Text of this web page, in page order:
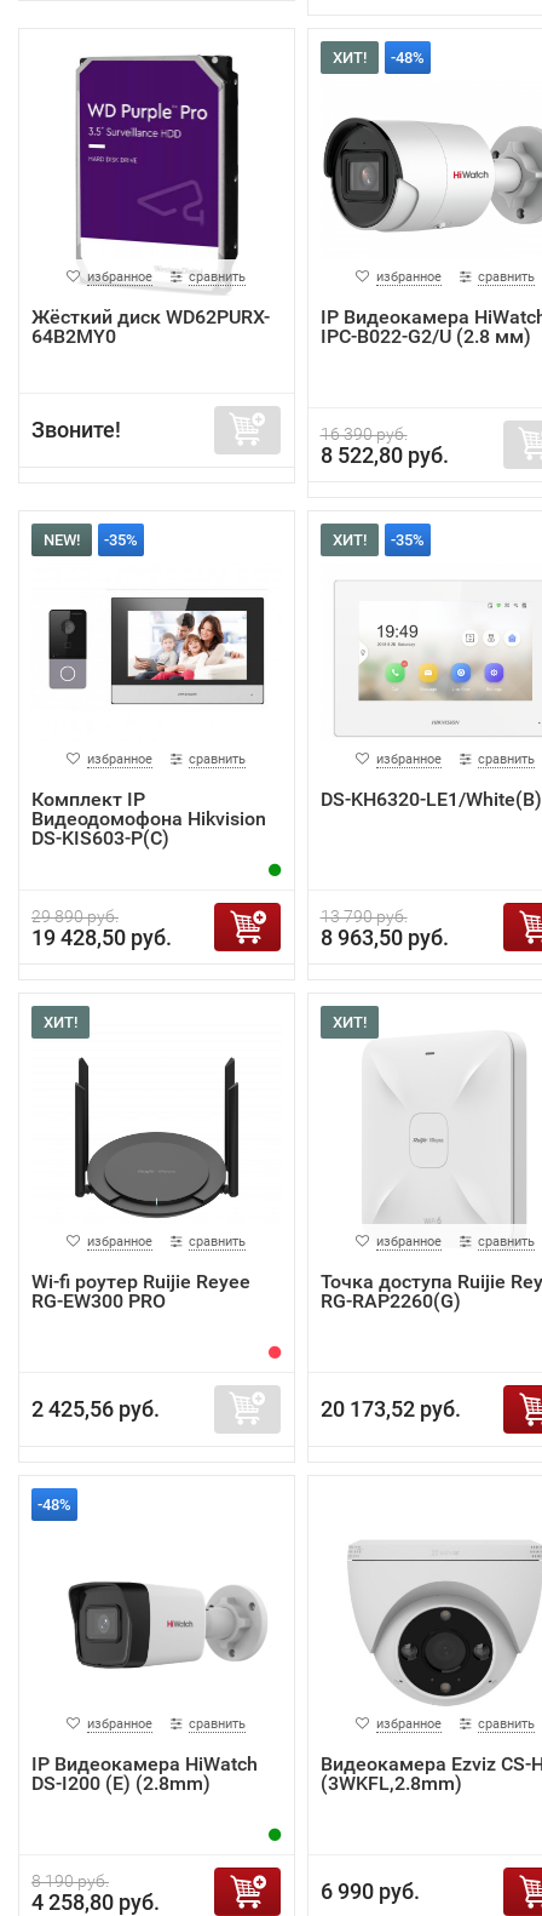
избранное сравнить
Жёсткий диск WD62PURX-
64B2MY0
Звоните!
ХИТ! -48%
избранное сравнить
IP Видеокамера
IPC-B022-G2/U (2.8 мм)
16 390 руб.
8 522,80 руб.
NEW! -35%
избранное сравнить
Комплект IP
Видеодомофона Hikvision
DS-KIS603-P(C)
29 890 руб.
19 428,50 руб.
ХИТ! -35%
избранное сравнить
DS-KH6320-LE1/White(B)
13 790 руб.
8 963,50 руб.
ХИТ!
избранное сравнить
Wi-fi роутер Ruijie Reyee
RG-EW300 PRO
2 425,56 руб.
ХИТ!
избранное сравнить
Точка доступа Ruijie
RG-RAP2260(G)
20 173,52 руб.
-48%
избранное сравнить
IP Видеокамера HiWatch
DS-I200 (E) (2.8mm)
8 190 руб.
4 258,80 руб.
избранное сравнить
Видеокамера Ezviz CS-
(3WKFL,2.8mm)
6 990 руб.